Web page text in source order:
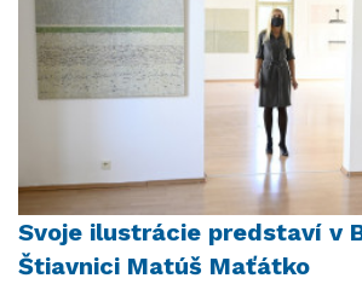
Svoje ilustrácie predstaví v
Štiavnici Matúš Maťátko